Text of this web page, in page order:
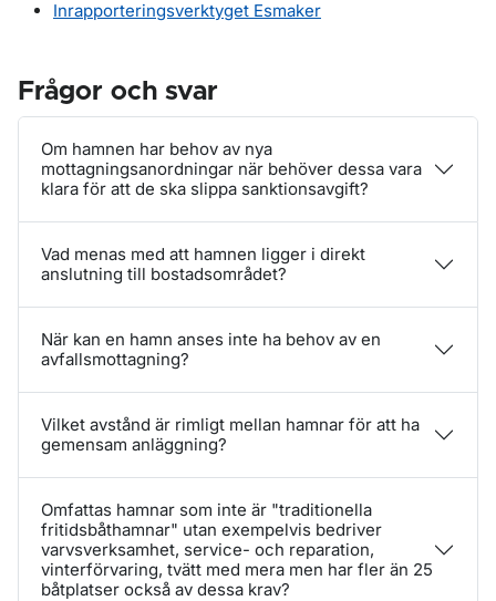
Inrapporteringsverktyget Esmaker
Frågor och svar
Om hamnen har behov av nya
mottagningsanordningar när behöver dessa vara
klara för att de ska slippa sanktionsavgift?
Vad menas med att hamnen ligger i direkt
anslutning till bostadsområdet?
När kan en hamn anses inte ha behov av en
avfallsmottagning?
Vilket avstånd är rimligt mellan hamnar för att ha
gemensam anläggning?
Omfattas hamnar som inte är "traditionella
fritidsbåthamnar" utan exempelvis bedriver
varvsverksamhet, service- och reparation,
vinterförvaring, tvätt med mera men har fler än 25
båtplatser också av dessa krav?